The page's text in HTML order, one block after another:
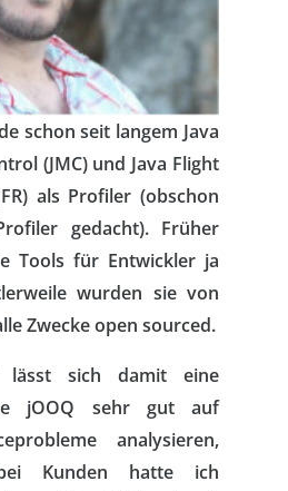
schon seit langem Java
(JMC) und Java Flight
als Profiler (obschon
gedacht). Früher
Tools für Entwickler ja
wurden sie von
Zwecke open sourced.
sich damit eine
jOOQ sehr gut auf
analysieren,
Kunden hatte ich